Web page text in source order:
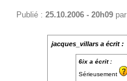
Publié : 25.10.2006 - 20h09par
jacques_villars a écrit :
6ix a écrit :
Sérieusement